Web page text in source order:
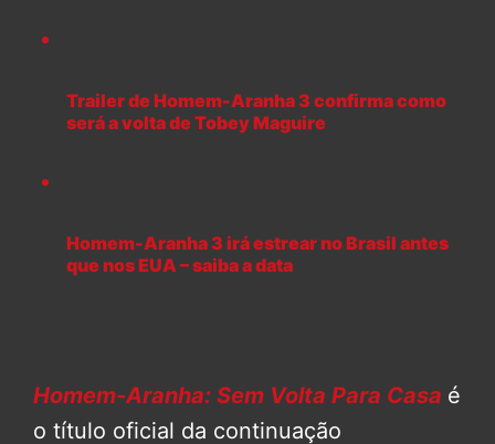
Trailer de Homem-Aranha 3 confirma como
será a volta de Tobey Maguire
Homem-Aranha 3 irá estrear no Brasil antes
que nos EUA – saiba a data
Homem-Aranha: Sem Volta Para Casa é
o título oficial da continuação